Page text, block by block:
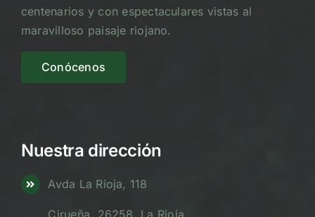
centenarios y con espectaculares vistas al
maravilloso paisaje riojano.
Conócenos
Nuestra dirección
Avda La Rioja, 118